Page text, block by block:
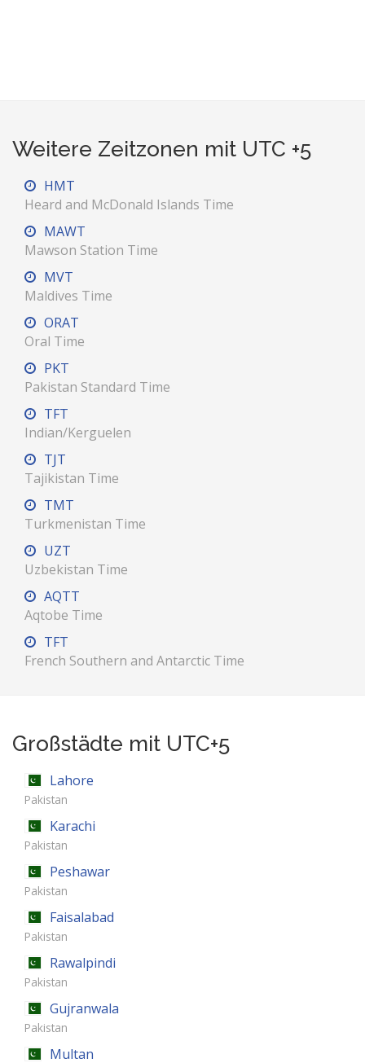
Weitere Zeitzonen mit UTC +5
HMT
Heard and McDonald Islands Time
MAWT
Mawson Station Time
MVT
Maldives Time
ORAT
Oral Time
PKT
Pakistan Standard Time
TFT
Indian/Kerguelen
TJT
Tajikistan Time
TMT
Turkmenistan Time
UZT
Uzbekistan Time
AQTT
Aqtobe Time
TFT
French Southern and Antarctic Time
Großstädte mit UTC+5
Lahore
Pakistan
Karachi
Pakistan
Peshawar
Pakistan
Faisalabad
Pakistan
Rawalpindi
Pakistan
Gujranwala
Pakistan
Multan